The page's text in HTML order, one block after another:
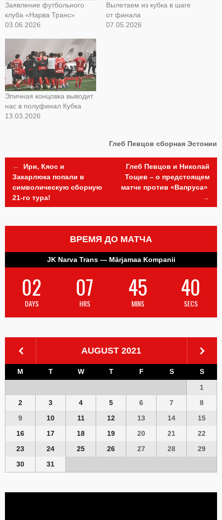
Заявление футбольного
клуба «Нарва Транс»
03.06.2026
Вылетаем из кубка в шаге
от финала
07.05.2026
Эпичная концовка выводит
нас в полуфинал Кубка
13.03.2026
Глеб Певцов сборная Эстонии
Post
navigation
←
Ири, Кяос и
Закарлюка попали в
символическую сборную
21-го тура!
Глеб Певцов и Николай
Тощев – о предстоящем
матче против «Вапруса»
→
ВРЕМЯ ДО МАТЧА
JK Narva Trans — Märjamaa Kompanii
02
DAYS
07
HRS
45
MINS
40
SECS
AUGUST 2021
M T W T F S
S
1
2
3 4 5 6 7
8
9
10 11 12 13 14
15
16
17 18 19 20 21
22
23
24 25 26 27 28
29
30
31